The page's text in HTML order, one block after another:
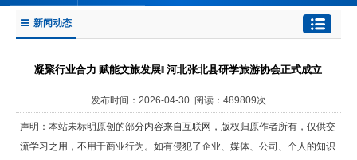
新闻动态
凝聚行业合力 赋能文旅发展‖ 河北张北县研学旅游协会正式成立
发布时间：2026-04-30 阅读：489809次
声明：本站未标明原创的部分内容来自互联网，版权归原作者所有，仅供交
流学习之用，不用于商业行为。如有侵犯了企业、媒体、公司、个人的知识